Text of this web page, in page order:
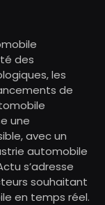
des
les
de
une
avec un
automobile
s’adresse
souhaitant
en temps réel.